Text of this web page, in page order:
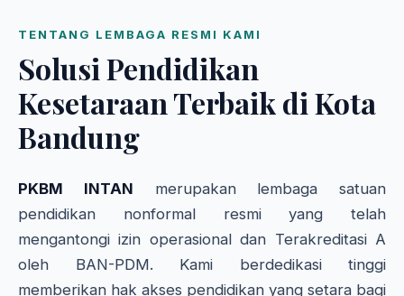
TENTANG LEMBAGA RESMI KAMI
Solusi Pendidikan
Kesetaraan Terbaik di Kota
Bandung
PKBM INTAN merupakan lembaga satuan
pendidikan nonformal resmi yang telah
mengantongi izin operasional dan Terakreditasi A
oleh BAN-PDM. Kami berdedikasi tinggi
memberikan hak akses pendidikan yang setara bagi